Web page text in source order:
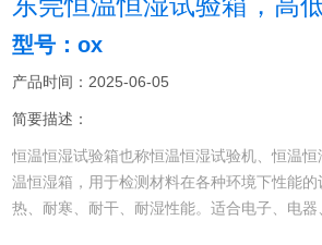
型号：ox
产品时间：2025-06-05
简要描述：
恒温恒湿试验箱也称恒温恒湿试验机、恒温
温恒湿箱，用于检测材料在各种环境下性能
热、耐寒、耐干、耐湿性能。适合电子、电器